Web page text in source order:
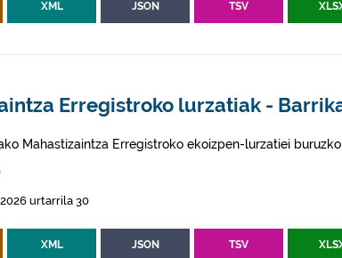
XML JSON TSV
Erregistroko lurzatiak -
Mahastizaintza Erregistroko ekoizpen-lurzatiei
urtarrila 30
XML JSON TSV